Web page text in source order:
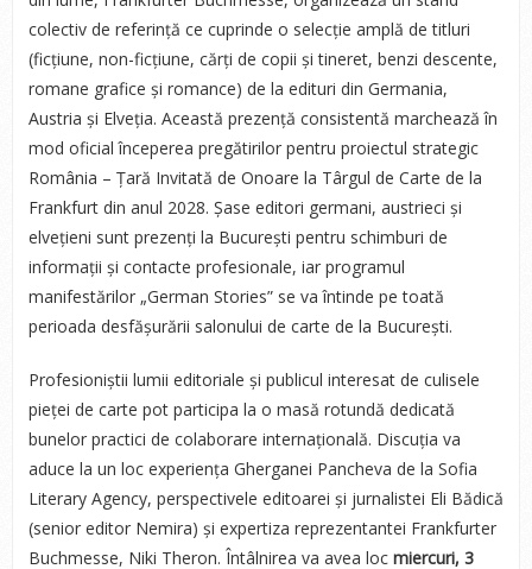
colectiv de referință ce cuprinde o selecție amplă de titluri
(ficțiune, non-ficțiune, cărți de copii și tineret, benzi descente,
romane grafice și romance) de la edituri din Germania,
Austria și Elveția. Această prezență consistentă marchează în
mod oficial începerea pregătirilor pentru proiectul strategic
România – Țară Invitată de Onoare la Târgul de Carte de la
Frankfurt din anul 2028. Șase editori germani, austrieci și
elvețieni sunt prezenți la București pentru schimburi de
informații și contacte profesionale, iar programul
manifestărilor „German Stories” se va întinde pe toată
perioada desfășurării salonului de carte de la București.
Profesioniștii lumii editoriale și publicul interesat de culisele
pieței de carte pot participa la o masă rotundă dedicată
bunelor practici de colaborare internațională. Discuția va
aduce la un loc experiența Gherganei Pancheva de la Sofia
Literary Agency, perspectivele editoarei și jurnalistei Eli Bădică
(senior editor Nemira) și expertiza reprezentantei Frankfurter
Buchmesse, Niki Theron. Întâlnirea va avea loc miercuri, 3